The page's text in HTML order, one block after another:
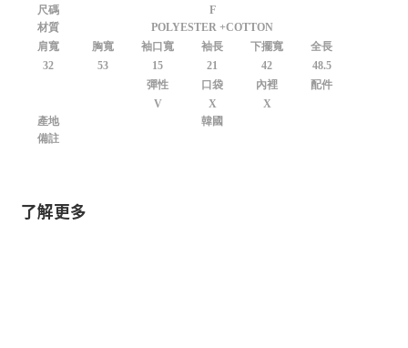
尺碼
F
材質
POLYESTER +COTTON
肩寬
胸寬 袖口寬 袖長 下擺寬
全長
32
53 15 21 42
48.5
彈性
口袋 內裡
配件
V
X
X
產地
韓國
備註
了解更多